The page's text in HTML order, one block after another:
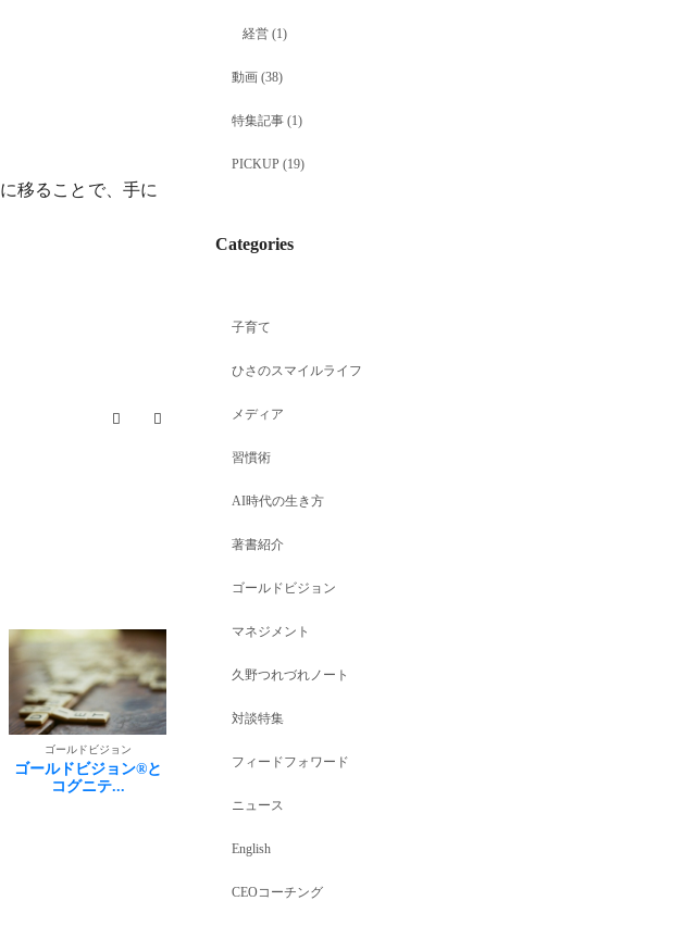
に移ることで、手に
ゴールドビジョン
未来を先に考える ゴールドビジョン
習慣～居心...
経営 (1)
動画 (38)
特集記事 (1)
PICKUP (19)
Categories
子育て
ひさのスマイルライフ
メディア
習慣術
AI時代の生き方
著書紹介
ゴールドビジョン
マネジメント
久野つれづれノート
対談特集
フィードフォワード
ニュース
English
CEOコーチング